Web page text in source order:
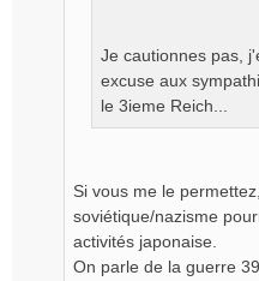
Je cautionnes pas,
excuse aux
le 3ieme Reich...
Si vous me le
soviétique/nazisme
activités japonaise.
On parle de la guerre